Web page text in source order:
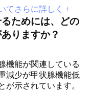
てさらに詳しく +
ためには、どの
りますか？
機能が関連している
減少が甲状腺機能低
が示されています。